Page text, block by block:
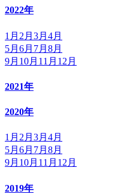
2022年
1月 2月 3月 4月
5月 6月 7月 8月
9月 10月 11月 12月
2021年
2020年
1月 2月 3月 4月
5月 6月 7月 8月
9月 10月 11月 12月
2019年